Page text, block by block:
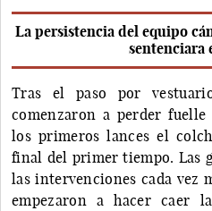
La persistencia del equipo
sentenciara
Tras el paso por
comenzaron a perder
los primeros lances el
final del primer tiempo. Las
las intervenciones cada vez
empezaron a hacer caer